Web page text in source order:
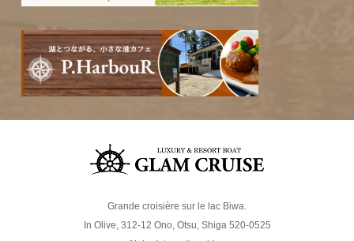
Grande croisière sur le lac Biwa.
In Olive, 312-12 Ono, Otsu, Shiga 520-0525